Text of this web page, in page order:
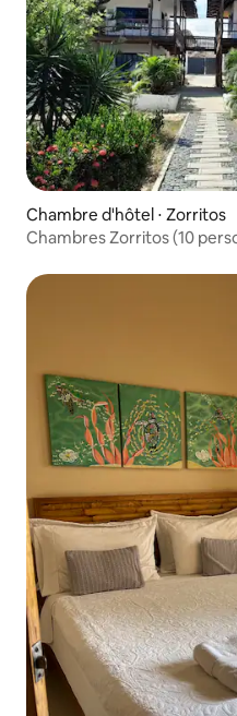
Chambre d'hôtel ⋅ Zorritos
Chambres Zorritos (10